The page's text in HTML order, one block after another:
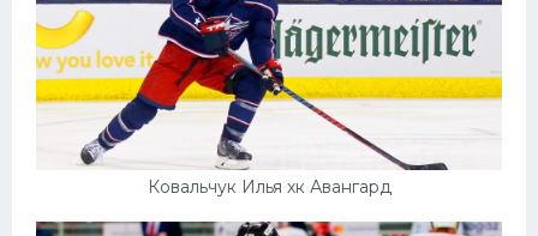
Ковальчук Илья хк Авангард